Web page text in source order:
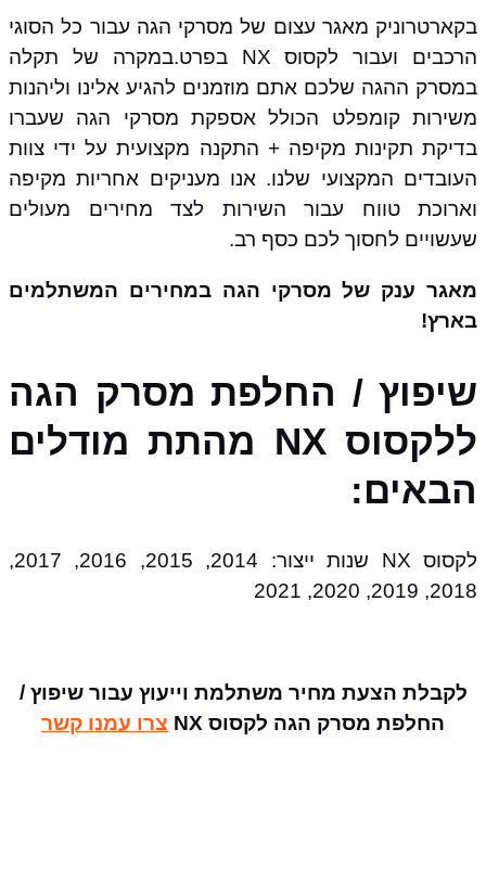
בקארטרוניק מאגר עצום של מסרקי הגה עבור כל הסוגי
הרכבים ועבור לקסוס NX בפרט.במקרה של תקלה
במסרק ההגה שלכם אתם מוזמנים להגיע אלינו וליהנות
משירות קומפלט הכולל אספקת מסרקי הגה שעברו
בדיקת תקינות מקיפה + התקנה מקצועית על ידי צוות
העובדים המקצועי שלנו. אנו מעניקים אחריות מקיפה
וארוכת טווח עבור השירות לצד מחירים מעולים
שעשויים לחסוך לכם כסף רב.
מאגר ענק של מסרקי הגה במחירים המשתלמים
בארץ!
שיפוץ / החלפת מסרק הגה
ללקסוס NX מהתת מודלים
הבאים:
לקסוס NX שנות ייצור: 2014, 2015, 2016, 2017,
2018, 2019, 2020, 2021
לקבלת הצעת מחיר משתלמת וייעוץ עבור שיפוץ /
החלפת מסרק הגה לקסוס NX
צרו עמנו קשר